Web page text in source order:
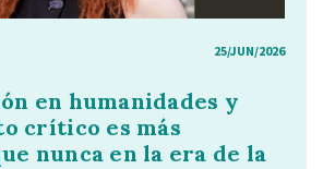
25/JUN/2026
en humanidades y
crítico es más
nunca en la era de la